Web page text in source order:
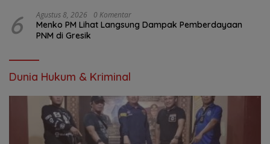
6 Agustus 8, 2026 0 Komentar
Menko PM Lihat Langsung Dampak Pemberdayaan
PNM di Gresik
Dunia Hukum & Kriminal